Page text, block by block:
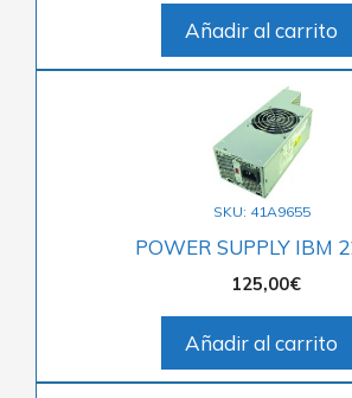
Añadir al carrito
SKU: 41A9655
POWER SUPPLY IBM
125,00€
Añadir al carrito